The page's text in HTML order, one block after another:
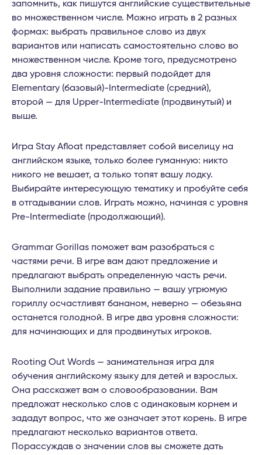
запомнить, как пишутся английские существительные
во множественном числе. Можно играть в 2 разных
формах: выбрать правильное слово из двух
вариантов или написать самостоятельно слово во
множественном числе. Кроме того, предусмотрено
два уровня сложности: первый подойдет для
Elementary (базовый)-Intermediate (средний),
второй — для Upper-Intermediate (продвинутый) и
выше.
Игра Stay Afloat представляет собой виселицу на
английском языке, только более гуманную: никто
никого не вешает, а только топят вашу лодку.
Выбирайте интересующую тематику и пробуйте себя
в отгадывании слов. Играть можно, начиная с уровня
Pre-Intermediate (продолжающий).
Grammar Gorillas поможет вам разобраться с
частями речи. В игре вам дают предложение и
предлагают выбрать определенную часть речи.
Выполнили задание правильно — вашу угрюмую
гориллу осчастливят бананом, неверно — обезьяна
останется голодной. В игре два уровня сложности:
для начинающих и для продвинутых игроков.
Rooting Out Words — занимательная игра для
обучения английскому языку для детей и взрослых.
Она расскажет вам о словообразовании. Вам
предложат несколько слов с одинаковым корнем и
зададут вопрос, что же означает этот корень. В игре
предлагают несколько вариантов ответа.
Порассуждав о значении слов вы сможете дать